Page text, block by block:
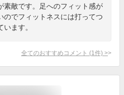
素敵です。足へのフィット感が
のでフィットネスには打ってつ
ます。
全てのおすすめコメント (1 件) >